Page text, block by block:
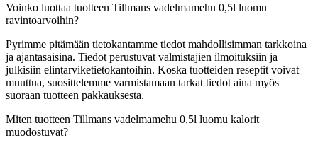
Voinko luottaa tuotteen Tillmans vadelmamehu 0,5l luomu
ravintoarvoihin?
Pyrimme pitämään tietokantamme tiedot mahdollisimman tarkkoina
ja ajantasaisina. Tiedot perustuvat valmistajien ilmoituksiin ja
julkisiin elintarviketietokantoihin. Koska tuotteiden reseptit voivat
muuttua, suosittelemme varmistamaan tarkat tiedot aina myös
suoraan tuotteen pakkauksesta.
Miten tuotteen Tillmans vadelmamehu 0,5l luomu kalorit
muodostuvat?